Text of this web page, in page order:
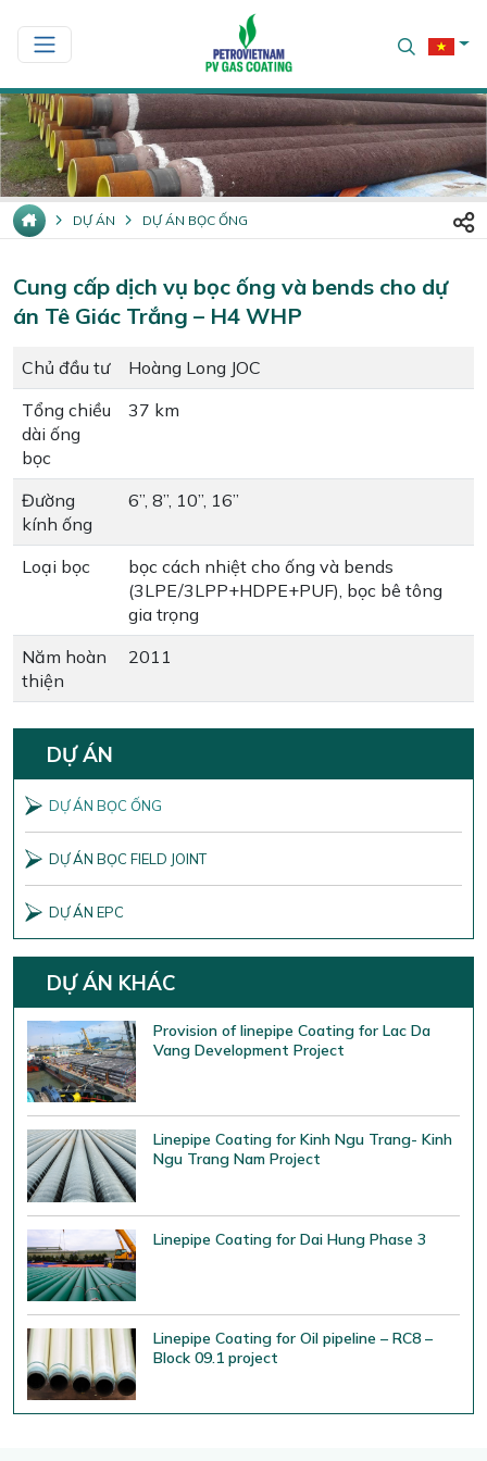
DỰ ÁN DỰ ÁN BỌC ỐNG
Cung cấp dịch vụ bọc ống và bends cho dự
án Tê Giác Trắng – H4 WHP
Chủ đầu tư
Hoàng Long JOC
Tổng chiều
dài ống
bọc
37 km
Đường
kính ống
6”, 8”, 10”, 16”
Loại bọc
bọc cách nhiệt cho ống và bends
(3LPE/3LPP+HDPE+PUF), bọc bê tông
gia trọng
Năm hoàn
thiện
2011
DỰ ÁN
DỰ ÁN BỌC ỐNG
DỰ ÁN BỌC FIELD JOINT
DỰ ÁN EPC
DỰ ÁN KHÁC
Provision of linepipe Coating for Lac Da
Vang Development Project
Linepipe Coating for Kinh Ngu Trang- Kinh
Ngu Trang Nam Project
Linepipe Coating for Dai Hung Phase 3
Linepipe Coating for Oil pipeline – RC8 –
Block 09.1 project